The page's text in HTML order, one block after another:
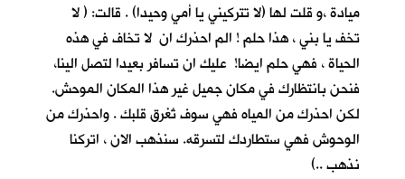
ميادة ،و قلت لها (لا تتركيني يا أمي وحيدا) . قالت: ( لا
تخف يا بني ، هذا حلم ! الم احذرك ان لا تخاف في هذه
الحياة ، فهي حلم ايضا! عليك ان تسافر بعيدا لتصل الينا،
فنحن بانتظارك في مكان جميل غير هذا المكان الموحش.
لكن احذرك من المياه فهي سوف تُغرق قلبك . واحذرك من
الوحوش فهي ستطاردك لتسرقه. سنذهب الان ، اتركنا
نذهب ..)